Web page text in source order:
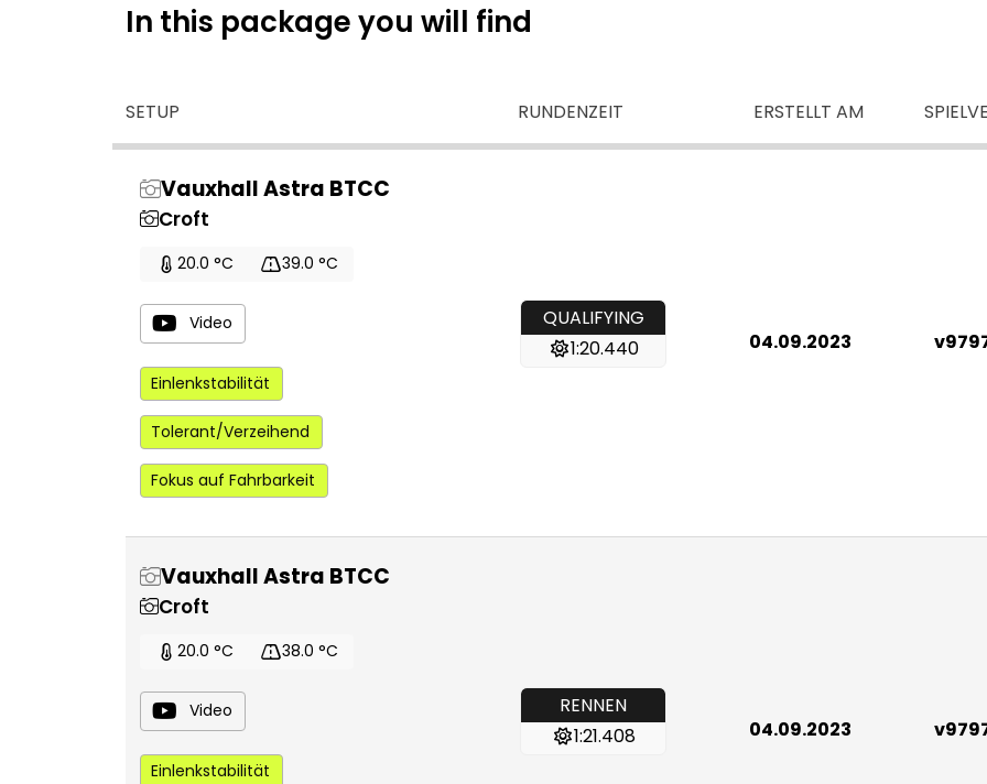
In this package you will find
SETUP RUNDENZEIT ERSTELLT AM
Vauxhall Astra BTCC
Croft
20.0 °C 39.0 °C
Video
Einlenkstabilität
Tolerant/Verzeihend
Fokus auf Fahrbarkeit
QUALIFYING
1:20.440
04.09.2023
Vauxhall Astra BTCC
Croft
20.0 °C 38.0 °C
Video
Einlenkstabilität
RENNEN
1:21.408
04.09.2023